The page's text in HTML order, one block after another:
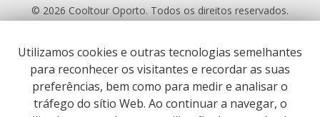
© 2026 Cooltour Oporto. Todos os direitos reservados.
RNAAT 309/2015RNAVT 7055
Utilizamos cookies e outras tecnologias semelhantes
para reconhecer os visitantes e recordar as suas
preferências, bem como para medir e analisar o
tráfego do sítio Web. Ao continuar a navegar, o